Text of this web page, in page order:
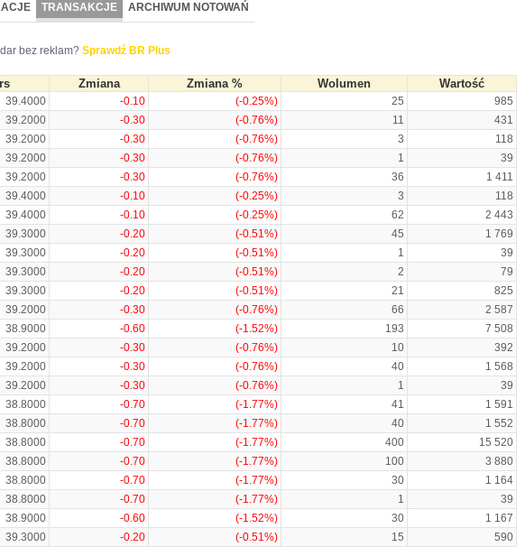
TRANSAKCJE ARCHIWUM NOTOWAŃ
bez reklam? Sprawdź BR Plus
Zmiana Zmiana % Wolumen Wartość
39.4000 -0.10 (-0.25%) 25
985
39.2000 -0.30 (-0.76%) 11
431
39.2000 -0.30 (-0.76%) 3
118
39.2000 -0.30 (-0.76%) 1
39
39.2000 -0.30 (-0.76%) 36
1 411
39.4000 -0.10 (-0.25%) 3
118
39.4000 -0.10 (-0.25%) 62
2 443
39.3000 -0.20 (-0.51%) 45
1 769
39.3000 -0.20 (-0.51%) 1
39
39.3000 -0.20 (-0.51%) 2
79
39.3000 -0.20 (-0.51%) 21
825
39.2000 -0.30 (-0.76%) 66
2 587
38.9000 -0.60 (-1.52%) 193
7 508
39.2000 -0.30 (-0.76%) 10
392
39.2000 -0.30 (-0.76%) 40
1 568
39.2000 -0.30 (-0.76%) 1
39
38.8000 -0.70 (-1.77%) 41
1 591
38.8000 -0.70 (-1.77%) 40
1 552
38.8000 -0.70 (-1.77%) 400
15 520
38.8000 -0.70 (-1.77%) 100
3 880
38.8000 -0.70 (-1.77%) 30
1 164
38.8000 -0.70 (-1.77%) 1
39
38.9000 -0.60 (-1.52%) 30
1 167
39.3000 -0.20 (-0.51%) 15
590